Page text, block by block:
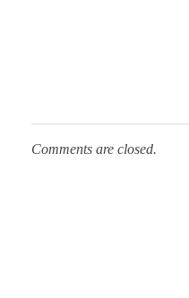
Comments are closed.